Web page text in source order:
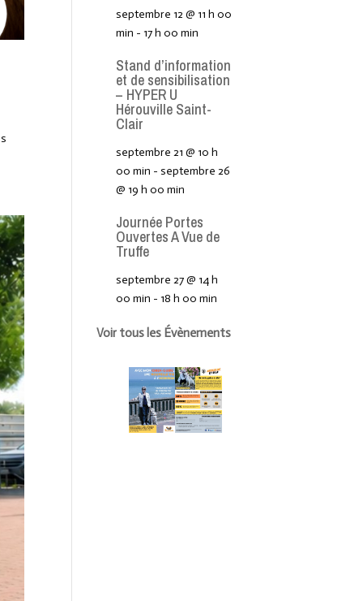
septembre 12 @ 11 h 00
min - 17 h 00 min
Stand d’information
et de sensibilisation
– HYPER U
Hérouville Saint-
Clair
septembre 21 @ 10 h
00 min -septembre 26
@ 19 h 00 min
Journée Portes
Ouvertes A Vue de
Truffe
septembre 27 @ 14 h
00 min - 18 h 00 min
Voir tous les Évènements